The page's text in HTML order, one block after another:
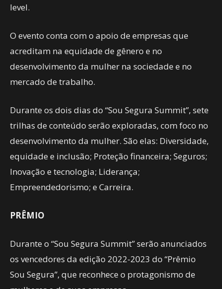
level.
O evento conta com o apoio de empresas que
acreditam na equidade de gênero e no
desenvolvimento da mulher na sociedade e no
mercado de trabalho.
Durante os dois dias do “Sou Segura Summit”, sete
trilhas de conteúdo serão exploradas, com foco no
desenvolvimento da mulher. São elas: Diversidade,
equidade e inclusão; Proteção financeira; Seguros;
Inovação e tecnologia; Liderança;
Empreendedorismo; e Carreira.
PRÊMIO
Durante o “Sou Segura Summit” serão anunciados
os vencedores da edição 2022-2023 do “Prêmio
Sou Segura”, que reconhece o protagonismo de